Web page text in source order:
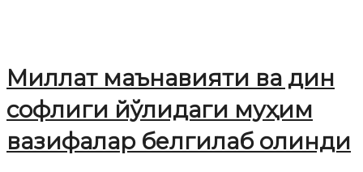
Миллат маънавияти ва дин
софлиги йўлидаги муҳим
вазифалар белгилаб олинди